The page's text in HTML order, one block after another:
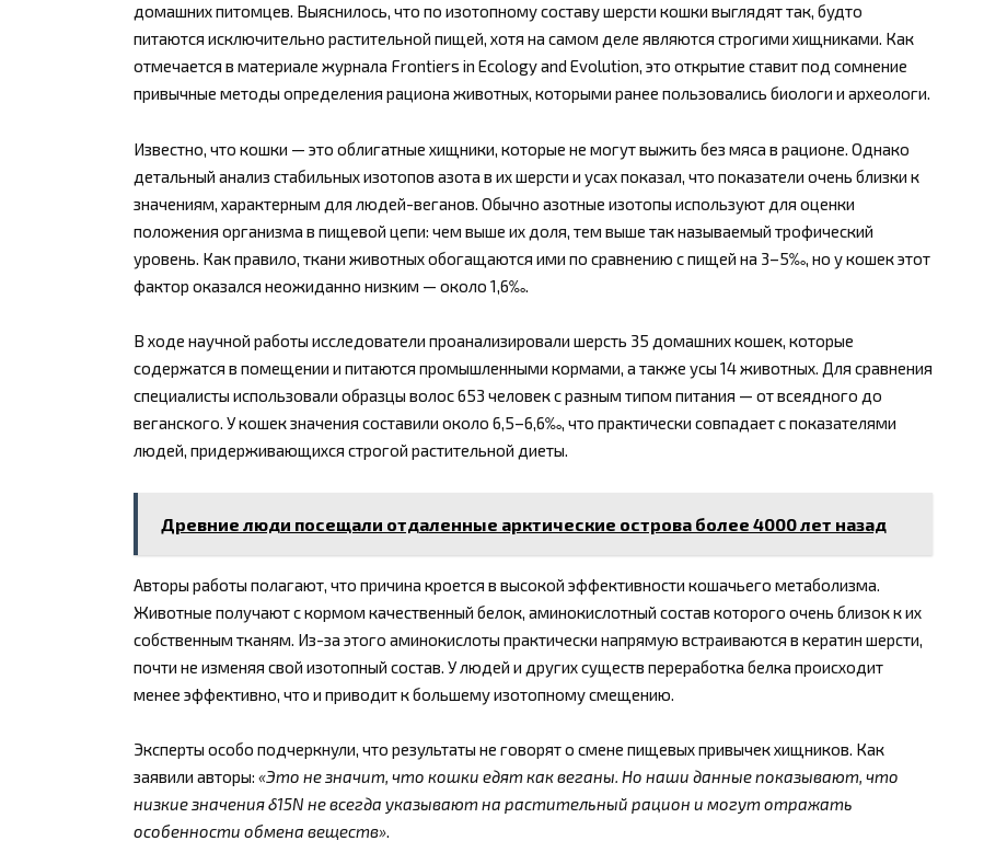
домашних питомцев. Выяснилось, что по изотопному составу шерсти кошки выглядят так, будто
питаются исключительно растительной пищей, хотя на самом деле являются строгими хищниками. Как
отмечается в материале журнала Frontiers in Ecology and Evolution, это открытие ставит под сомнение
привычные методы определения рациона животных, которыми ранее пользовались биологи и археологи.
Известно, что кошки — это облигатные хищники, которые не могут выжить без мяса в рационе. Однако
детальный анализ стабильных изотопов азота в их шерсти и усах показал, что показатели очень близки к
значениям, характерным для людей-веганов. Обычно азотные изотопы используют для оценки
положения организма в пищевой цепи: чем выше их доля, тем выше так называемый трофический
уровень. Как правило, ткани животных обогащаются ими по сравнению с пищей на 3–5‰, но у кошек этот
фактор оказался неожиданно низким — около 1,6‰.
В ходе научной работы исследователи проанализировали шерсть 35 домашних кошек, которые
содержатся в помещении и питаются промышленными кормами, а также усы 14 животных. Для сравнения
специалисты использовали образцы волос 653 человек с разным типом питания — от всеядного до
веганского. У кошек значения составили около 6,5–6,6‰, что практически совпадает с показателями
людей, придерживающихся строгой растительной диеты.
Древние люди посещали отдаленные арктические острова более 4000 лет назад
Авторы работы полагают, что причина кроется в высокой эффективности кошачьего метаболизма.
Животные получают с кормом качественный белок, аминокислотный состав которого очень близок к их
собственным тканям. Из-за этого аминокислоты практически напрямую встраиваются в кератин шерсти,
почти не изменяя свой изотопный состав. У людей и других существ переработка белка происходит
менее эффективно, что и приводит к большему изотопному смещению.
Эксперты особо подчеркнули, что результаты не говорят о смене пищевых привычек хищников. Как
заявили авторы: «Это не значит, что кошки едят как веганы. Но наши данные показывают, что
низкие значения δ15N не всегда указывают на растительный рацион и могут отражать
особенности обмена веществ».